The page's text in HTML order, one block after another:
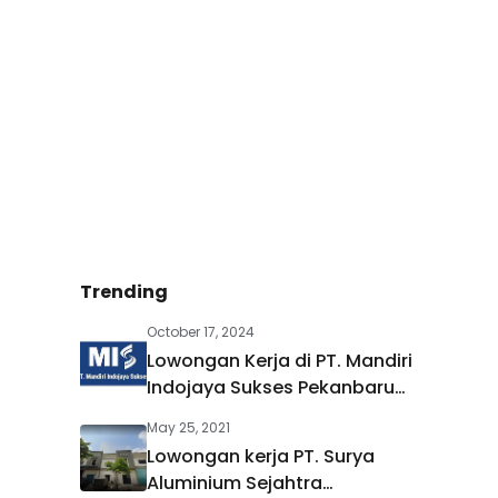
Trending
October 17, 2024
Lowongan Kerja di PT. Mandiri
Indojaya Sukses Pekanbaru
May 25, 2021
Lowongan kerja PT. Surya
Aluminium Sejahtra